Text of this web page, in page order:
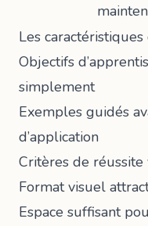
Les
Objectifs
simplement
Exemples guidés
d’application
Critères de
Format visuel
Espace suffisant